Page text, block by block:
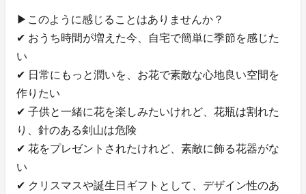
▶このように感じることはありませんか？
✔ おうち時間が増えた今、自宅で簡単に季節を感じた
い
✔ 日常にもっと潤いを、お花で素敵な心地良い空間を
作りたい
✔ 子供と一緒に花を楽しみたいけれど、花瓶は割れた
り、針のある剣山は危険
✔ 花をプレゼントされたけれど、素敵に飾る花器がな
い
✔ クリスマスや誕生日ギフトとして、デザイン性のあ